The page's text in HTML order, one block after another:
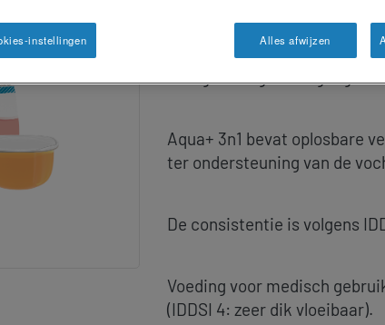
Nestlé Health Science
glad homogeen verdikt,
voor patiënten met
Aqua+ 3n1 bevat oplosbare
ter ondersteuning van de
De consistentie is volgens
Voeding voor medisch
(IDDSI 4: zeer dik vloeibaar).
Alles afwijzen
instellingen